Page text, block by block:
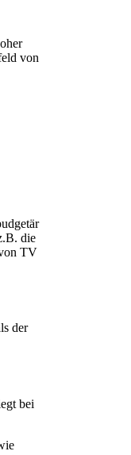
von
die
TV
der
bei